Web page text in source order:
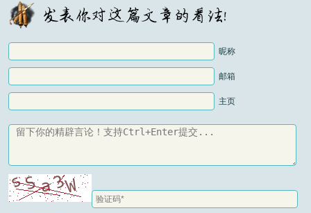
昵称
邮箱
主页